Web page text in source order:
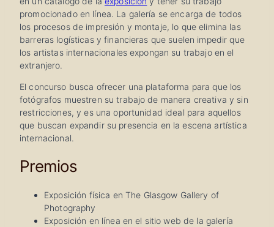
promocionado en línea. La galería se encarga de todos
los procesos de impresión y montaje, lo que elimina las
barreras logísticas y financieras que suelen impedir que
los artistas internacionales expongan su trabajo en el
extranjero.
El concurso busca ofrecer una plataforma para que los
fotógrafos muestren su trabajo de manera creativa y sin
restricciones, y es una oportunidad ideal para aquellos
que buscan expandir su presencia en la escena artística
internacional.
Premios
Exposición física en The Glasgow Gallery of
Photography
Exposición en línea en el sitio web de la galería